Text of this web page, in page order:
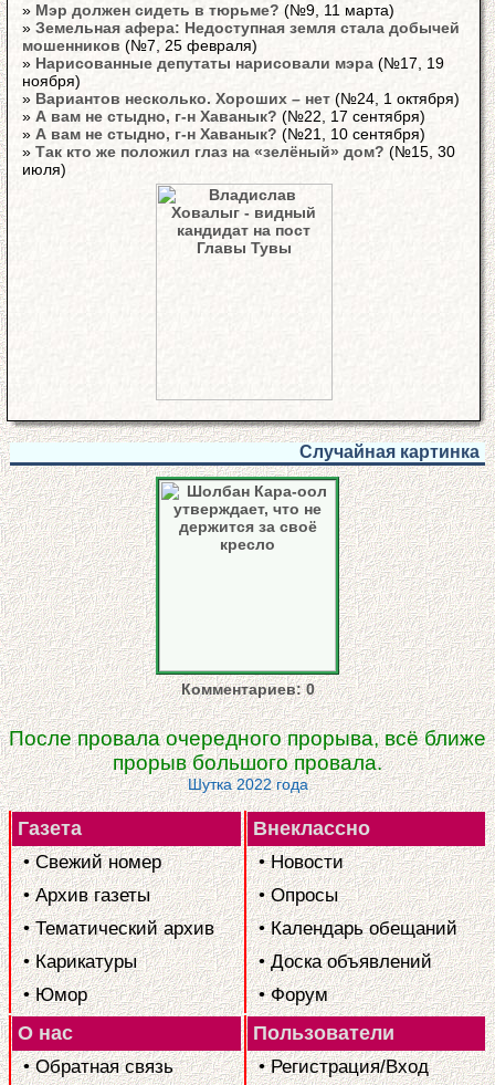
» Мэр должен сидеть в тюрьме? (№9, 11 марта)
» Земельная афера: Недоступная земля стала добычей
мошенников (№7, 25 февраля)
» Нарисованные депутаты нарисовали мэра (№17, 19
ноября)
» Вариантов несколько. Хороших – нет (№24, 1 октября)
» А вам не стыдно, г-н Хаванык? (№22, 17 сентября)
» А вам не стыдно, г-н Хаванык? (№21, 10 сентября)
» Так кто же положил глаз на «зелёный» дом? (№15, 30
июля)
Случайная картинка
Комментариев: 0
После провала очередного прорыва, всё ближе
прорыв большого провала.
Шутка 2022 года
Газета
• Свежий номер
• Архив газеты
• Тематический архив
• Карикатуры
• Юмор
Внеклассно
• Новости
• Опросы
• Календарь обещаний
• Доска объявлений
• Форум
О нас
• Обратная связь
Пользователи
• Регистрация/Вход